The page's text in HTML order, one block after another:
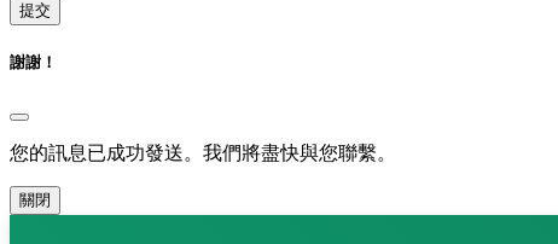
提交
謝謝！
您的訊息已成功發送。我們將盡快與您聯繫。
關閉